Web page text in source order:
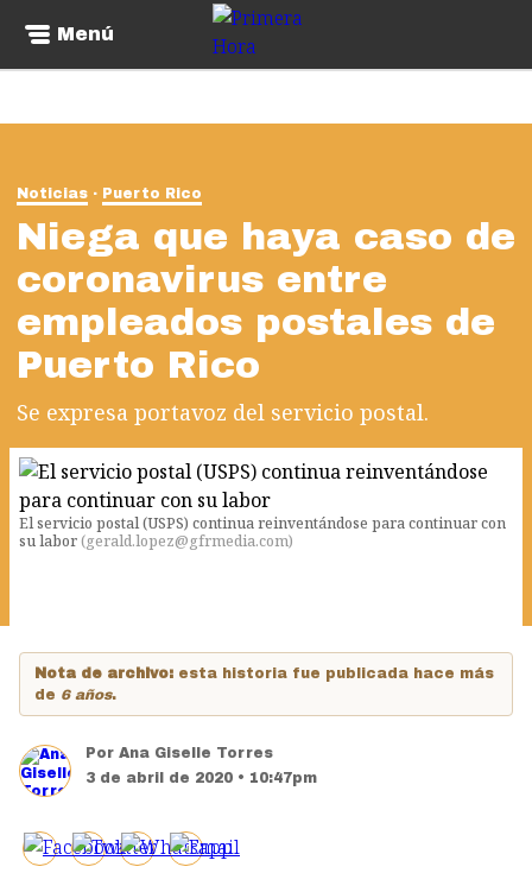
Menú
Noticias Puerto Rico
Niega que haya caso de
coronavirus entre
empleados postales de
Puerto Rico
Se expresa portavoz del servicio postal.
El servicio postal (USPS) continua reinventándose para continuar con
su labor(gerald.lopez@gfrmedia.com)
Nota de archivo: esta historia fue publicada hace más
de 6 años.
Por Ana Giselle Torres
3 de abril de 2020 • 10:47pm